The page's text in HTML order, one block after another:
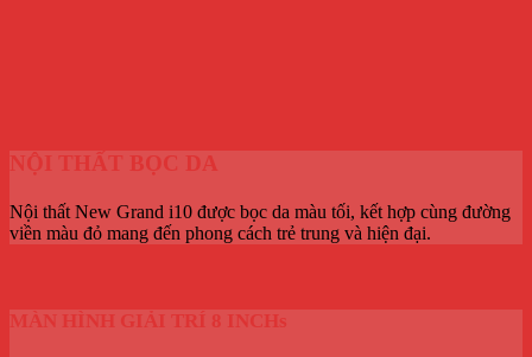
NỘI THẤT BỌC DA
Nội thất New Grand i10 được bọc da màu tối, kết hợp cùng đường
viền màu đỏ mang đến phong cách trẻ trung và hiện đại.
MÀN HÌNH GIẢI TRÍ 8 INCHs